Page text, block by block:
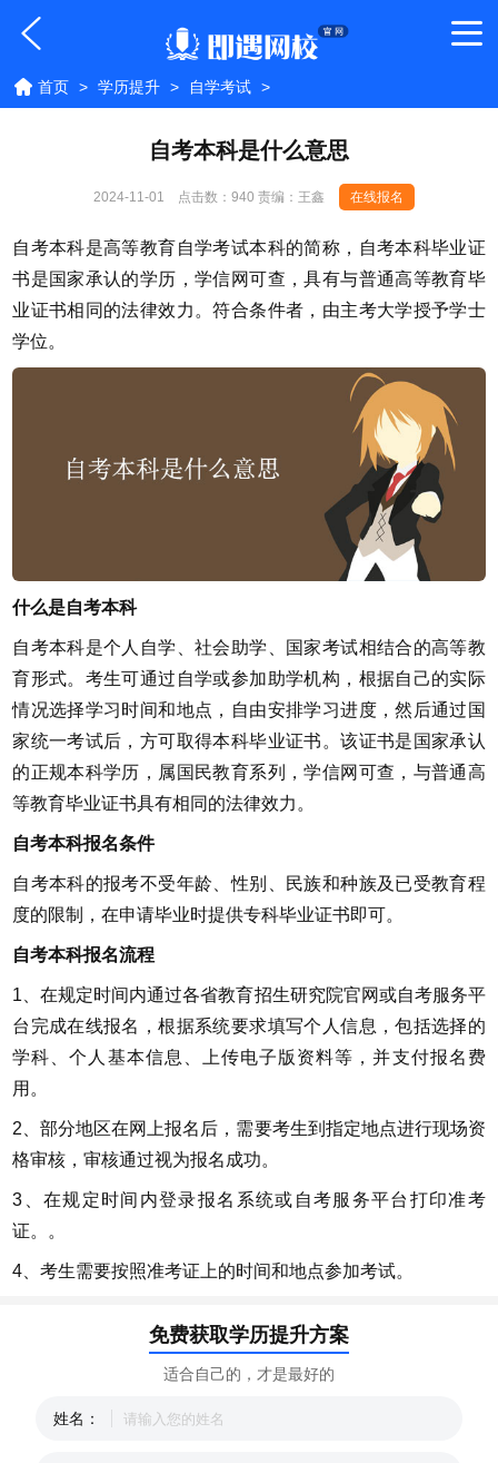
首页 > 学历提升 > 自学考试 >
自考本科是什么意思
2024-11-01 点击数： 940 责编：王鑫 在线报名
自考本科是高等教育自学考试本科的简称，自考本科毕业证
书是国家承认的学历，学信网可查，具有与普通高等教育毕
业证书相同的法律效力。符合条件者，由主考大学授予学士
学位。
什么是自考本科
自考本科是个人自学、社会助学、国家考试相结合的高等教
育形式。考生可通过自学或参加助学机构，根据自己的实际
情况选择学习时间和地点，自由安排学习进度，然后通过国
家统一考试后，方可取得本科毕业证书。该证书是国家承认
的正规本科学历，属国民教育系列，学信网可查，与普通高
等教育毕业证书具有相同的法律效力。
自考本科报名条件
自考本科的报考不受年龄、性别、民族和种族及已受教育程
度的限制，在申请毕业时提供专科毕业证书即可。
自考本科报名流程
1、在规定时间内通过各省教育招生研究院官网或自考服务平
台完成在线报名，根据系统要求填写个人信息，包括选择的
学科、个人基本信息、上传电子版资料等，并支付报名费
用。
2、部分地区在网上报名后，需要考生到指定地点进行现场资
格审核，审核通过视为报名成功。
3、在规定时间内登录报名系统或自考服务平台打印准考
证。。
4、考生需要按照准考证上的时间和地点参加考试。
免费获取学历提升方案
适合自己的，才是最好的
姓名：